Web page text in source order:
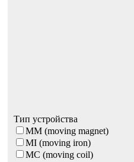
Тип устройства
MM (moving magnet)
MI (moving iron)
MC (moving coil)